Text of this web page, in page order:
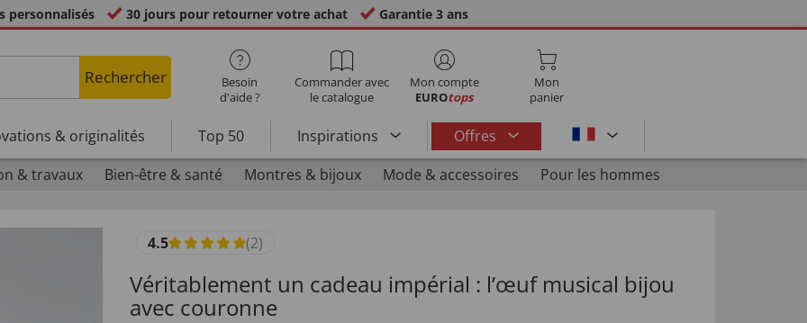
personnalisés 30 jours pour retourner votre achat Garantie 3 ans
Rechercher
Besoin
d'aide ?
Commander avec
le catalogue
Mon compte
EUROtops
Mon
panier
& originalités Top 50 Inspirations
Offres
& travaux Bien-être & santé Montres & bijoux Mode & accessoires Pour les hommes
4.5 (2)
Véritablement un cadeau impérial : l’œuf musical bijou
avec couronne